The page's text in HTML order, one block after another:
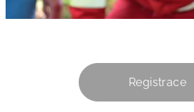
Registrace